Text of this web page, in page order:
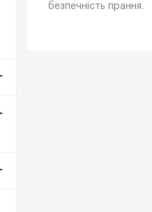
безпечність прання.